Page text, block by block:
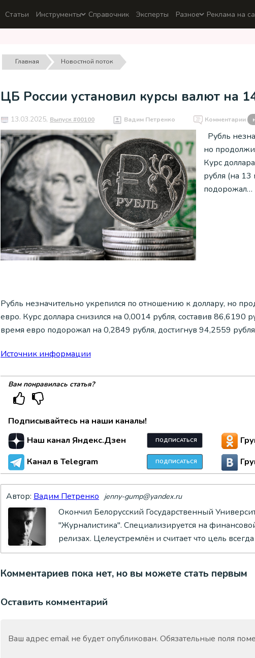
Статьи Инструменты Справочник Эксперты Разное Реклама на
Главная Новостной поток
ЦБ России установил курсы валют на
13.03.2025, Выпуск #00100 Вадим Петренко Комментарии
Рубль
но
Курс
рубля (на
подорожал…
Рубль незначительно укрепился по отношению к доллару, но
евро. Курс доллара снизился на 0,0014 рубля, составив
время евро подорожал на 0,2849 рубля, достигнув 94,2559
Источник информации
Вам понравилась статья?
Подписывайтесь на наши каналы!
Наш канал Яндекс.Дзен
ПОДПИСАТЬСЯ
Канал в Telegram ПОДПИСАТЬСЯ
Автор: Вадим Петренко jenny-gump@yandex.ru
Окончил Белорусский Государственный
"Журналистика". Специализируется на
релизах. Целеустремлён и считает что цель
Комментариев пока нет, но вы можете стать первым
Оставить комментарий
Ваш адрес email не будет опубликован. Обязательные поля